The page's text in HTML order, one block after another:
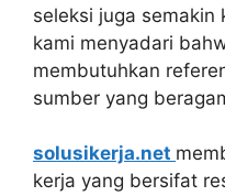
seleksi juga semakin
kami menyadari
membutuhkan
sumber yang
solusikerja.net
kerja yang bersifat